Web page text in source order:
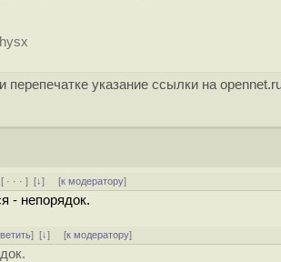
перепечатке указание ссылки на
· · ·][↓] [к модератору]
- непорядок.
][↓] [к модератору]